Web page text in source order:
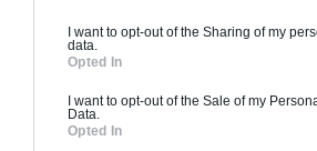
I want to opt-out of the Sharing of my
data.
Opted In
I want to opt-out of the Sale of my
Data.
Opted In
A propos
Comment ça marche ?